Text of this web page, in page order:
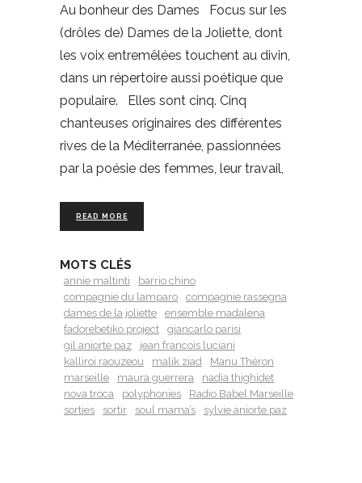
Au bonheur des Dames Focus sur les
(drôles de) Dames de la Joliette, dont
les voix entremêlées touchent au divin,
dans un répertoire aussi poétique que
populaire. Elles sont cinq. Cinq
chanteuses originaires des différentes
rives de la Méditerranée, passionnées
par la poésie des femmes, leur travail,
READ MORE
MOTS CLÉS
annie maltinti
barrio chino
compagnie du lamparo
compagnie rassegna
dames de la joliette
ensemble madalena
fadorebetiko project
giancarlo parisi
gil aniorte paz
jean francois luciani
kalliroi raouzeou
malik ziad
Manu Théron
marseille
maura guerrera
nadia thighidet
nova troca
polyphonies
Radio Babel Marseille
sorties
sortir soul mama’s sylvie aniorte paz